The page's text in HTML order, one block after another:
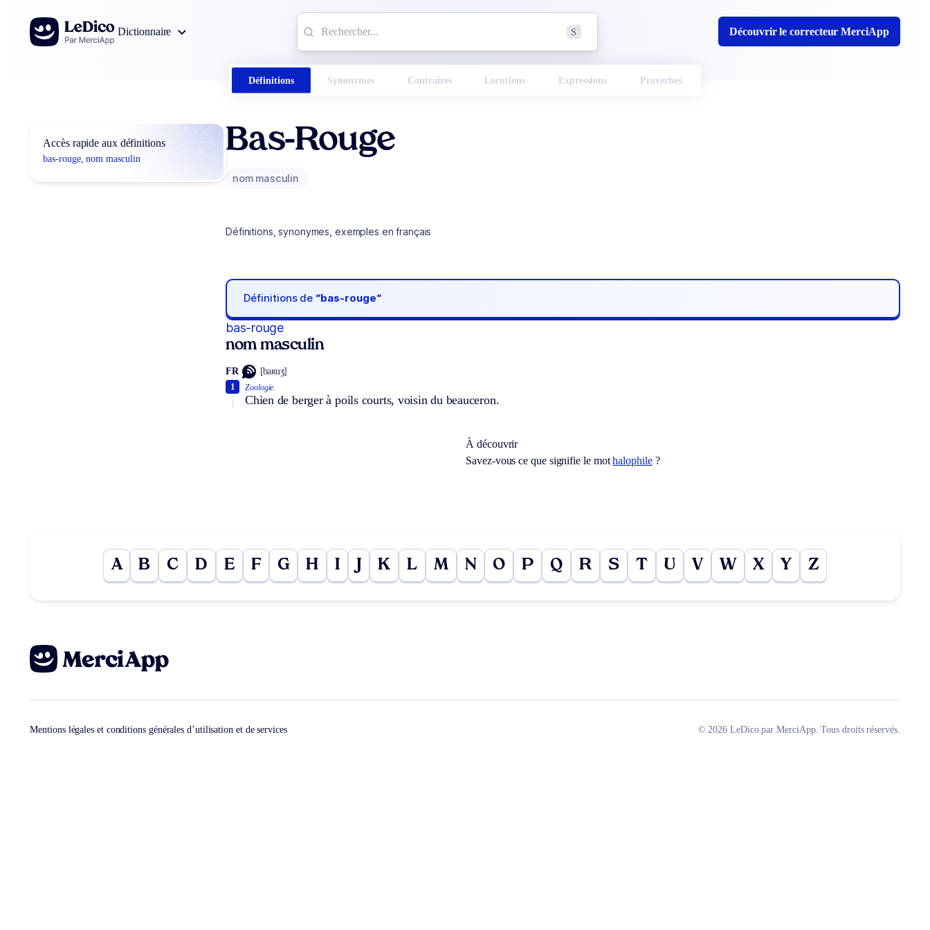
Aller au contenu
Dictionnaire
S Découvrir le correcteur MerciApp
Définitions Synonymes Contraires Locutions Expressions Proverbes
Accès rapide aux définitions
bas-rouge, nom masculin
Bas-Rouge
nom masculin
Définitions, synonymes, exemples en français
Définitions de “bas-rouge“
bas-rouge
nom masculin
FR [baʀuʒ]
Zoologie.
Chien de berger à poils courts, voisin du beauceron.
1
À découvrir
Savez-vous ce que signifie le mothalophile?
A B C D E F G H I K L M N O P Q R S T U V W X Y Z
Mentions légales et conditions générales d’utilisation et de services © 2026 LeDico par MerciApp. Tous droits réservés.